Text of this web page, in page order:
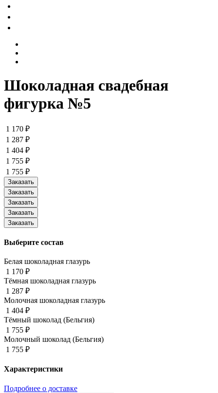
Шоколадная свадебная
фигурка №5
1 170 ₽
1 287 ₽
1 404 ₽
1 755 ₽
1 755 ₽
Выберите состав
Белая шоколадная глазурь
1 170 ₽
Тёмная шоколадная глазурь
1 287 ₽
Молочная шоколадная глазурь
1 404 ₽
Тёмный шоколад (Бельгия)
1 755 ₽
Молочный шоколад (Бельгия)
1 755 ₽
Характеристики
Подробнее о доставке